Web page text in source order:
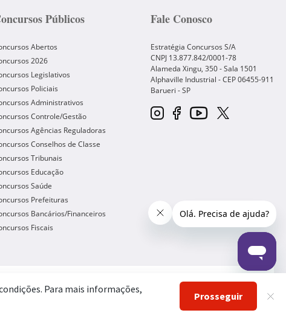
Públicos
Abertos
2026
Legislativos
Policiais
Administrativos
Controle/Gestão
Agências Reguladoras
Conselhos de Classe
Tribunais
Educação
Saúde
Prefeituras
Bancários/Financeiros
Fiscais
Fale Conosco
Estratégia Concursos S/A
CNPJ 13.877.842/0001-78
Alameda Xingu, 350 - Sala 1501
Alphaville Industrial - CEP06455-911
Barueri -SP